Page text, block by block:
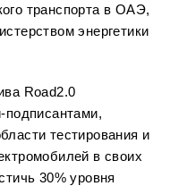
транспорта в ОАЭ,
энергетики
Road2.0
подписантами,
тестирования и
в своих
30% уровня